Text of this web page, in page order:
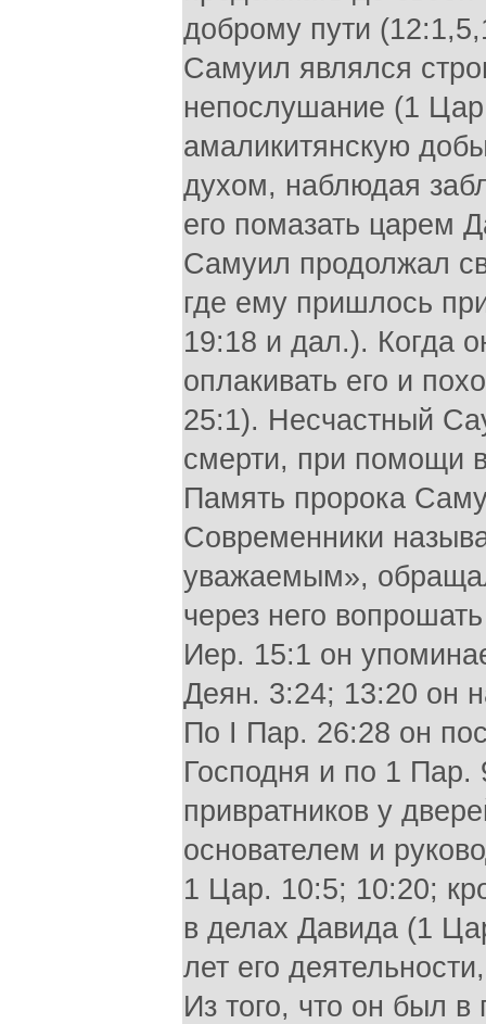
доброму пути
Самуил являлся
непослушание (1
амаликитянскую
духом, наблюдая
его помазать царем
Самуил продолжал
где ему пришлось
19:18 и дал.). Когда
оплакивать его и
25:1). Несчастный
смерти, при помощи
Память пророка
Современники
уважаемым»,
через него
Иер. 15:1 он
Деян. 3:24; 13:20 он
По I Пар. 26:28 он
Господня и по 1 Пар.
привратников у
основателем и
1 Цар. 10:5; 10:20;
в делах Давида (1
лет его
Из того, что он был